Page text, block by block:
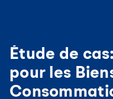
Étude de
pour les